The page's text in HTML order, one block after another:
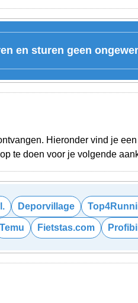
en sturen geen
Hieronder vind je
te doen voor je volgende
Deporvillage
Temu Fietstas.com